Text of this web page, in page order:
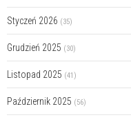
Styczeń 2026 (35)
Grudzień 2025 (30)
Listopad 2025 (41)
Październik 2025 (56)